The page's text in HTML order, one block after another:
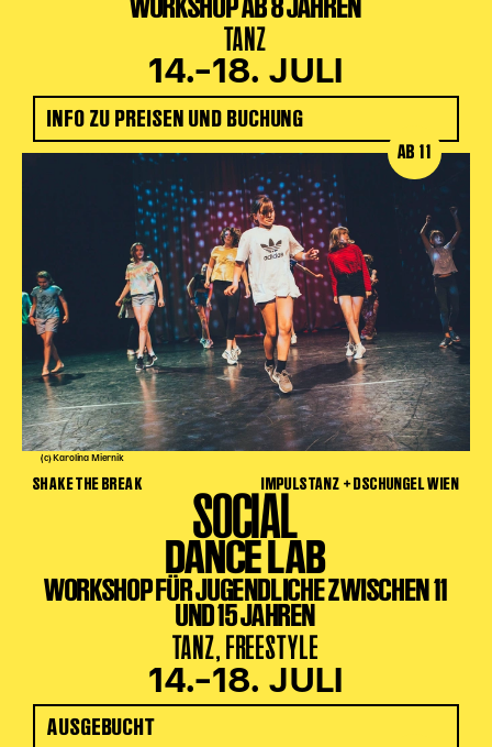
TANZ
14.–18. JULI
INFO ZU PREISEN UND BUCHUNG
(c) Karolina Miernik
AB 11
SHAKE THE BREAK IMPULSTANZ + DSCHUNGEL WIEN
SOCIAL
DANCE LAB
WORKSHOP FÜR JUGENDLICHE ZWISCHEN 11
UND 15 JAHREN
TANZ, FREESTYLE
14.–18. JULI
AUSGEBUCHT